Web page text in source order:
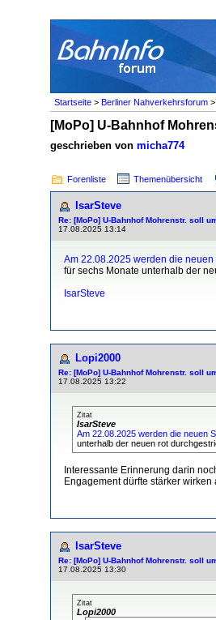
Startseite > Berliner Nahverkehrsforum >
[MoPo] U-Bahnhof
geschrieben von micha774
Forenliste Themenübersicht
IsarSteve
Re: [MoPo] U-Bahnhof Mohrenstr. soll
17.08.2025 13:14
Am 22.08.2025 werden die
für sechs Monate unterhalb der
IsarSteve
Lopi2000
Re: [MoPo] U-Bahnhof Mohrenstr. soll
17.08.2025 13:22
Zitat
IsarSteve
Am 22.08.2025 werden die neuen
unterhalb der neuen rot
Interessante Erinnerung darin
Engagement dürfte stärker
IsarSteve
Re: [MoPo] U-Bahnhof Mohrenstr. soll
17.08.2025 13:30
Zitat
Lopi2000